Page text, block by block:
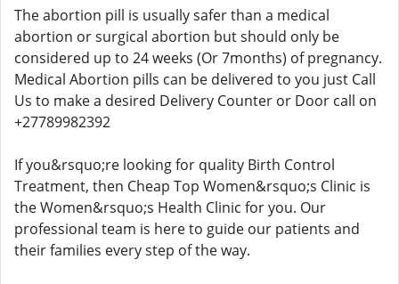
The abortion pill is usually safer than a medical
abortion or surgical abortion but should only be
considered up to 24 weeks (Or 7months) of pregnancy.
Medical Abortion pills can be delivered to you just Call
Us to make a desired Delivery Counter or Door call on
+27789982392
If you&rsquo;re looking for quality Birth Control
Treatment, then Cheap Top Women&rsquo;s Clinic is
the Women&rsquo;s Health Clinic for you. Our
professional team is here to guide our patients and
their families every step of the way.